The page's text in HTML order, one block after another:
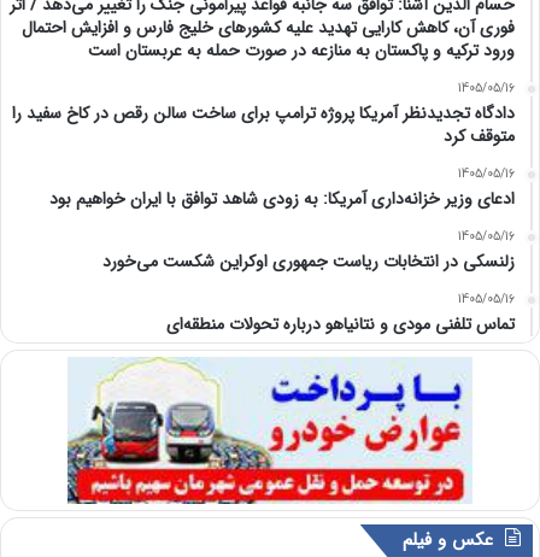
فوری آن، کاهش کارایی تهدید علیه کشور‌های خلیج فارس و افزایش احتمال
ورود ترکیه و پاکستان به منازعه در صورت حمله به عربستان است
1405/05/16
دادگاه تجدیدنظر آمریکا پروژه ترامپ برای ساخت سالن رقص در کاخ سفید را
متوقف کرد
1405/05/16
ادعای وزیر خزانه‌داری آمریکا: به زودی شاهد توافق با ایران خواهیم بود
1405/05/16
زلنسکی در انتخابات ریاست جمهوری اوکراین شکست می‌خورد
1405/05/16
تماس تلفنی مودی و نتانیاهو درباره تحولات منطقه‌ای
عکس و فیلم